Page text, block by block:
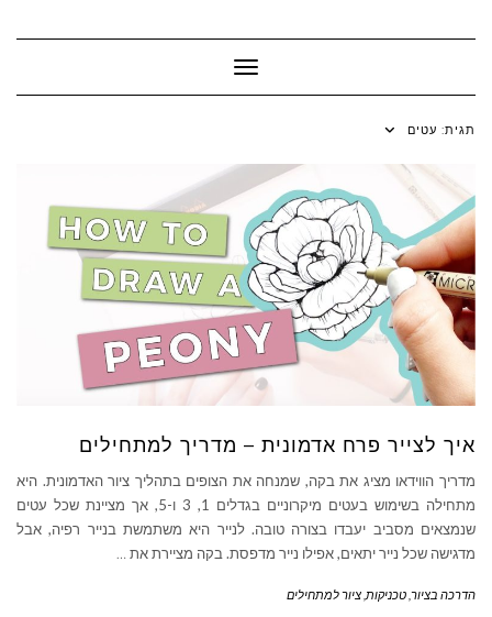
Toggle Navigation
תגית: עטים
איך לצייר פרח אדמונית – מדריך למתחילים
מדריך הווידאו מציג את בקה, שמנחה את הצופים בתהליך ציור האדמונית. היא
מתחילה בשימוש בעטים מיקרוניים בגדלים 1, 3 ו-5, אך מציינת שכל עטים
שנמצאים מסביב יעבדו בצורה טובה. לנייר היא משתמשת בנייר רפיה, אבל
מדגישה שכל נייר יתאים, אפילו נייר מדפסת. בקה מציירת את …
הדרכה בציור טכניקות ציור למתחילים